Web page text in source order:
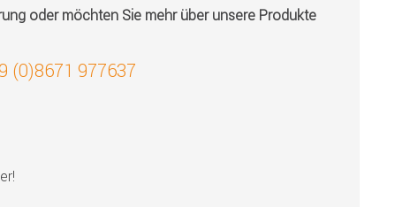
oder möchten Sie mehr über unsere Produkte
(0)8671 977637